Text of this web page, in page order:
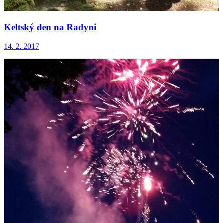
Keltský den na Radyni
14. 2. 2017